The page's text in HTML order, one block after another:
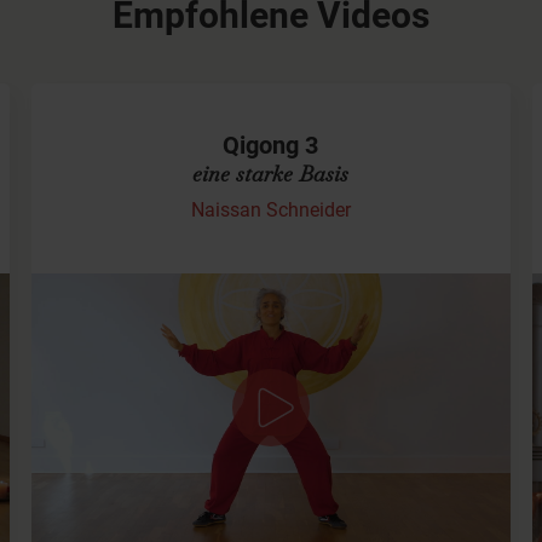
Empfohlene Videos
Qigong 3
eine starke Basis
Naissan Schneider
Übungen für eine starke Basis
Dieses Video ist eine Vertiefung der "24 taoistischen
Übungen". Du solltest vorher die beiden Videos Qigong
1 und 2 gemacht haben beziehungsweise, am besten
folgst Du…